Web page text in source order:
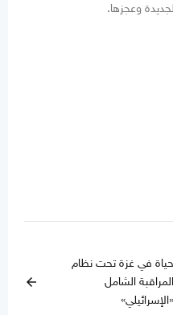
وعجزها.
حياة في غزة تحت نظام
المراقبة الشامل
«الإسرائيلي»
arrow_back